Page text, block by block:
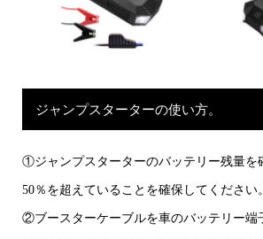
ジャンプスターターの使い方。
①ジャンプスターターのバッテリー残量を
50％を超えていることを確保してください。
②ブースターケーブルを車のバッテリー端